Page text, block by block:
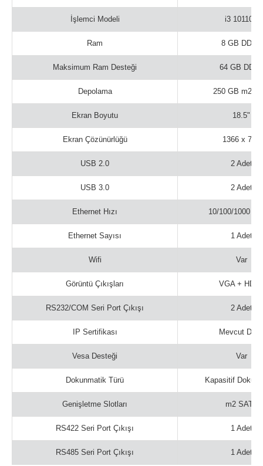
İşlemci Modeli i3 10110U
Ram 8 GB DDR4
Maksimum Ram Desteği 64 GB DDR4
Depolama 250 GB m2
Ekran Boyutu 18.5"
Ekran Çözünürlüğü 1366 x 768
USB 2.0 2 Adet
USB 3.0 2 Adet
Ethernet Hızı 10/100/1000
Ethernet Sayısı 1 Adet
Wifi Var
Görüntü Çıkışları VGA + HDMI
RS232/COM Seri Port Çıkışı 2 Adet
IP Sertifikası Mevcut Değil
Vesa Desteği Var
Dokunmatik Türü Kapasitif
Genişletme Slotları m2 SATA
RS422 Seri Port Çıkışı 1 Adet
RS485 Seri Port Çıkışı 1 Adet